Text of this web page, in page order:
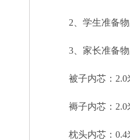
2、学生准备
3、家长准备
被子内芯：
褥子内芯：
枕头内芯： 0.4